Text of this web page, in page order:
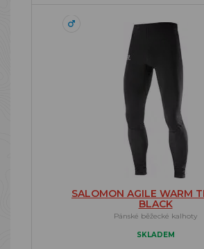
SALOMON AGILE WARM
BLACK
Pánské běžecké kalhoty
SKLADEM